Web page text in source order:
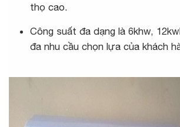
thọ cao.
Công suất đa dạng là 6khw,
đa nhu cầu chọn lựa của khách